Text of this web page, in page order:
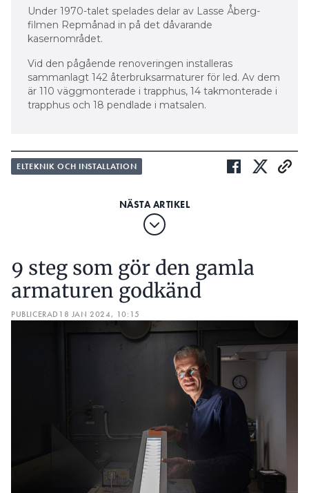
Under 1970-talet spelades delar av Lasse Åberg-
filmen Repmånad in på det dåvarande
kasernområdet.
Vid den pågående renoveringen installeras
sammanlagt 142 återbruksarmaturer för led. Av dem
är 110 väggmonterade i trapphus, 14 takmonterade i
trapphus och 18 pendlade i matsalen.
ELTEKNIK OCH INSTALLATION
9 steg som gör den gamla
armaturen godkänd
PUBLICERAD 18 JAN 2024, 10:15